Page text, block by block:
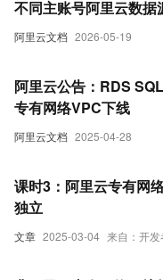
阿里云文档 2026-05-19
不同主账号阿里云数据
阿里云文档 2025-04-28
阿里云公告：RDS
专有网络VPC下线
文章 2025-03-04 来自：开发
课时3：阿里云专有网
独立